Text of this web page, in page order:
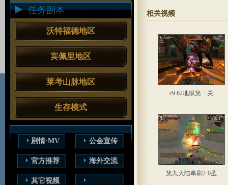
任务副本
沃特福德地区
宾佩里地区
莱考山脉地区
生存模式
剧情·MV 公会宣传
官方推荐 海外交流
其它视频
相关视频
c9 62地狱第一关
第九大陆单刷2·0圣